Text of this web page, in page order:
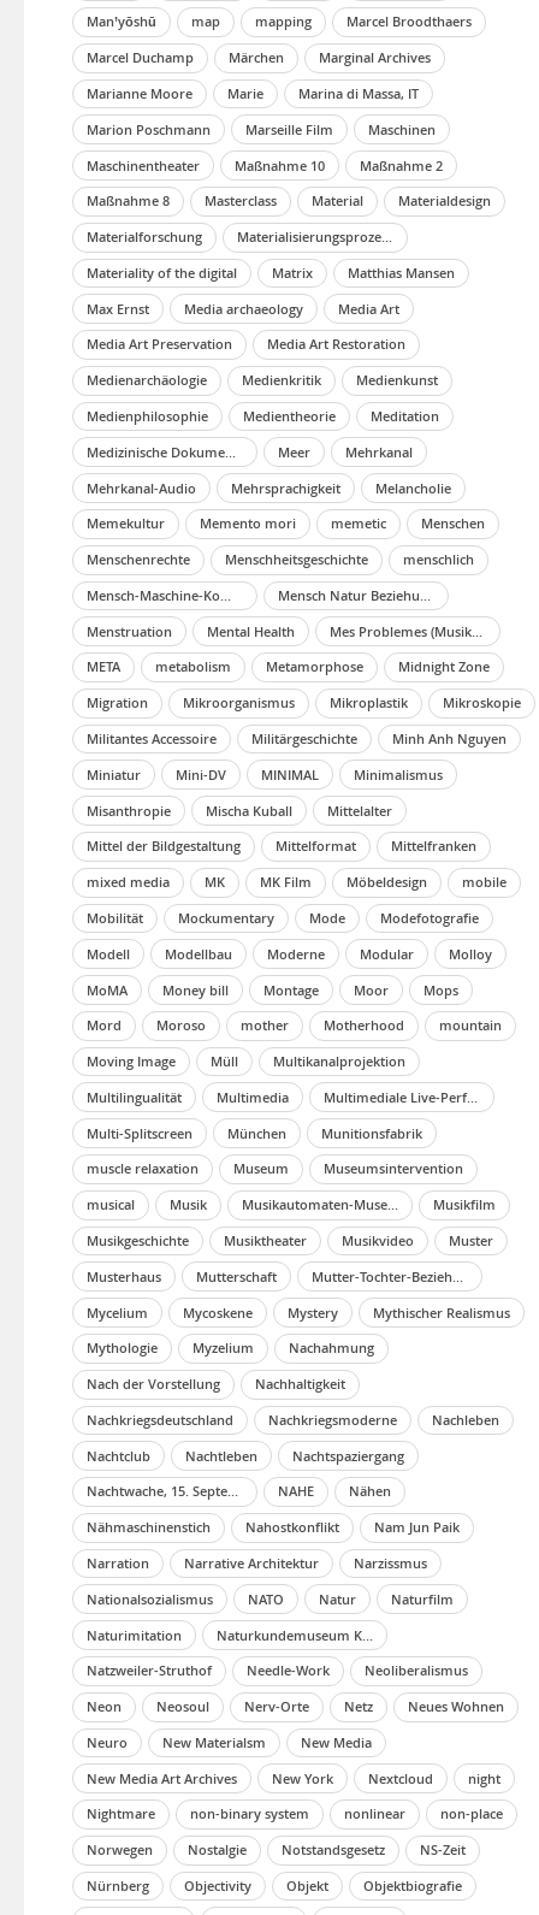
Man’yōshū
map mapping
Marcel Broodthaers
Marcel Duchamp
Märchen
Marginal Archives
Marianne Moore
Marie
Marina di Massa, IT
Marion Poschmann
Marseille Film
Maschinen
Maschinentheater
Maßnahme 10
Maßnahme 2
Maßnahme 8
Masterclass Material
Materialdesign
Materialforschung
Materialisierungsprozesse
Materiality of the digital
Matrix
Matthias Mansen
Max Ernst
Media archaeology
Media Art
Media Art Preservation
Media Art Restoration
Medienarchäologie
Medienkritik
Medienkunst
Medienphilosophie
Medientheorie
Meditation
Meer
Mehrkanal
Mehrkanal-Audio
Mehrsprachigkeit
Melancholie
Memekultur
Memento mori memetic
Menschen
Menschenrechte
Menschheitsgeschichte
menschlich
Menstruation
Mental Health
META
metabolism Metamorphose
Midnight Zone
Migration
Mikroorganismus Mikroplastik
Mikroskopie
Militantes Accessoire
Militärgeschichte
Minh Anh Nguyen
Miniatur
Mini-DV MINIMAL
Minimalismus
Misanthropie
Mischa Kuball
Mittelalter
Mittel der Bildgestaltung
Mittelformat
Mittelfranken
mixed media
MK MK Film Möbeldesign
mobile
Mobilität
Mockumentary Mode
Modefotografie
Modell
Modellbau Moderne Modular
Molloy
MoMA
Money bill Montage Moor
Mops
Mord
Moroso mother Motherhood
mountain
Moving Image
Müll
Multikanalprojektion
Multilingualität
Multimedia
Multimediale Live-Performance
Multi-Splitscreen
München
Munitionsfabrik
muscle relaxation
Museum
Museumsintervention
musical
Musik Musikautomaten-Museum
Musikfilm
Musikgeschichte
Musiktheater Musikvideo
Muster
Musterhaus
Mutterschaft
Mycelium
Mycoskene Mystery
Mythischer Realismus
Mythologie
Myzelium
Nachahmung
Nach der Vorstellung
Nachhaltigkeit
Nachkriegsdeutschland
Nachkriegsmoderne
Nachleben
Nachtclub
Nachtleben
Nachtspaziergang
Nachtwache, 15. September
NAHE
Nähen
Nähmaschinenstich
Nahostkonflikt
Nam Jun Paik
Narration
Narrative Architektur
Narzissmus
Nationalsozialismus
NATO Natur
Naturfilm
Naturimitation
Natzweiler-Struthof
Needle-Work
Neoliberalismus
Neon
Neosoul Nerv-Orte Netz
Neues Wohnen
Neuro
New Materialsm
New Media
New Media Art Archives
New York Nextcloud
night
Nightmare
non-binary system nonlinear
non-place
Norwegen
Nostalgie Notstandsgesetz
NS-Zeit
Nürnberg
Objectivity Objekt
Objektbiografie